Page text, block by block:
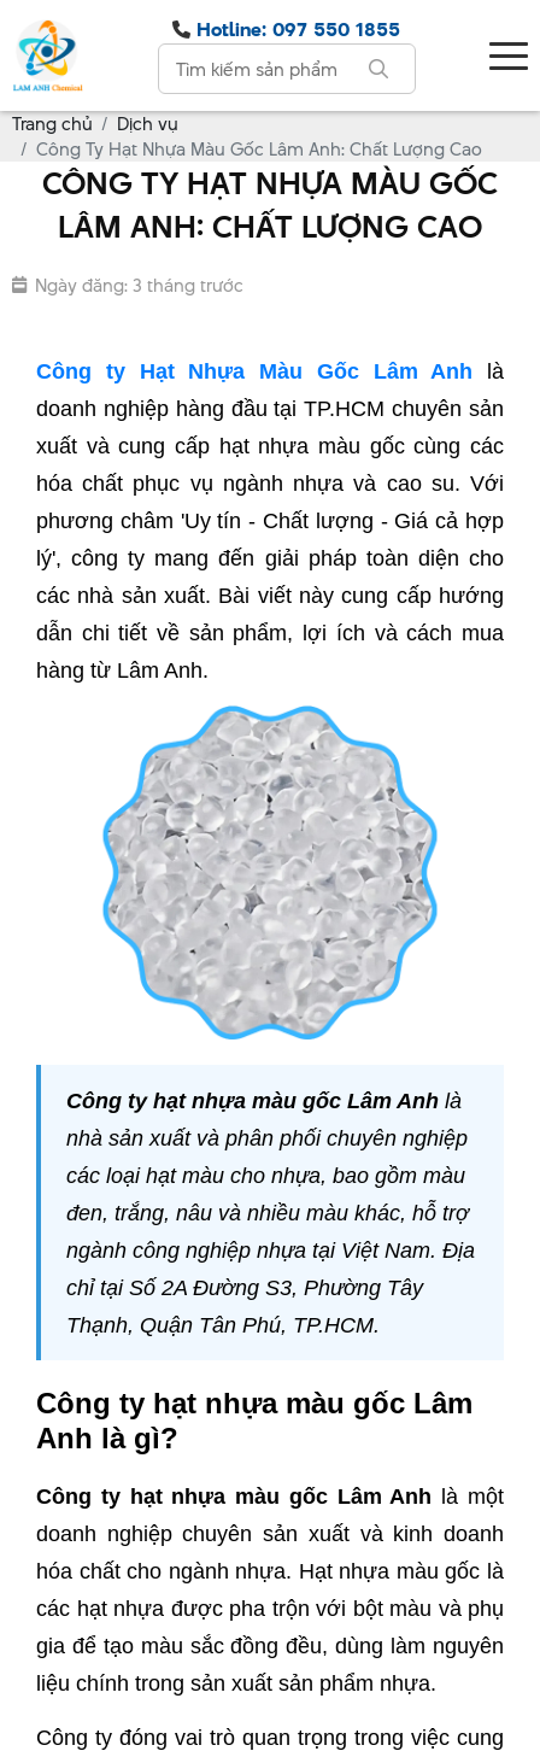
Hotline: 097 550 1855
Trang chủ
Dịch vụ
Công Ty Hạt Nhựa Màu Gốc Lâm Anh: Chất Lượng Cao
CÔNG TY HẠT NHỰA MÀU GỐC
LÂM ANH: CHẤT LƯỢNG CAO
Ngày đăng: 3 tháng trước
Công ty Hạt Nhựa Màu Gốc Lâm Anh
là
doanh nghiệp hàng đầu tại TP.HCM chuyên sản
xuất và cung cấp hạt nhựa màu gốc cùng các
hóa chất phục vụ ngành nhựa và cao su. Với
phương châm 'Uy tín - Chất lượng - Giá cả hợp
lý', công ty mang đến giải pháp toàn diện cho
các nhà sản xuất. Bài viết này cung cấp hướng
dẫn chi tiết về sản phẩm, lợi ích và cách mua
hàng từ Lâm Anh.
Công ty hạt nhựa màu gốc Lâm Anh là
nhà sản xuất và phân phối chuyên nghiệp
các loại hạt màu cho nhựa, bao gồm màu
đen, trắng, nâu và nhiều màu khác, hỗ trợ
ngành công nghiệp nhựa tại Việt Nam. Địa
chỉ tại Số 2A Đường S3, Phường Tây
Thạnh, Quận Tân Phú, TP.HCM.
Công ty hạt nhựa màu gốc Lâm
Anh là gì?
Công ty hạt nhựa màu gốc Lâm Anh là một
doanh nghiệp chuyên sản xuất và kinh doanh
hóa chất cho ngành nhựa. Hạt nhựa màu gốc là
các hạt nhựa được pha trộn với bột màu và phụ
gia để tạo màu sắc đồng đều, dùng làm nguyên
liệu chính trong sản xuất sản phẩm nhựa.
Công ty đóng vai trò quan trọng trong việc cung